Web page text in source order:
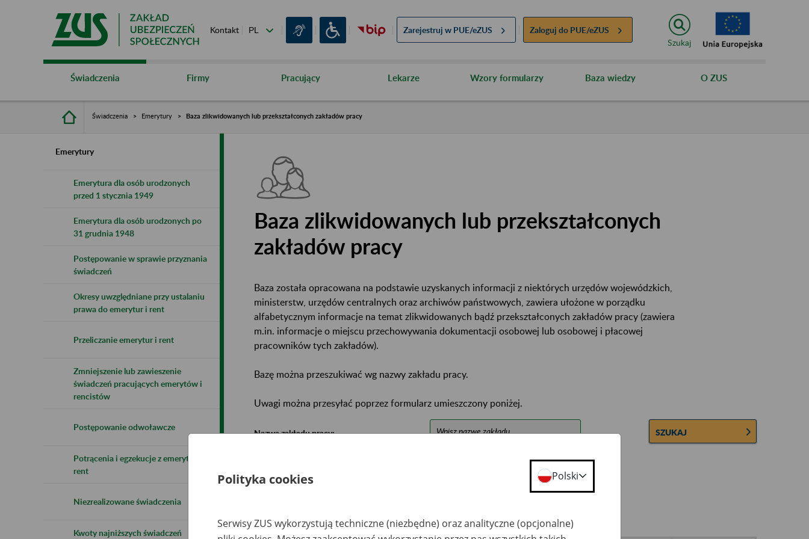
Kontakt Zarejestruj w PUE/eZUS Zaloguj do PUE/eZUS
Szukaj
Świadczenia Firmy Pracujący Lekarze Wzory formularzy Baza wiedzy O ZUS
Świadczenia Emerytury Baza zlikwidowanych lub przekształconych zakładów pracy
Emerytury
Emerytura dla osób urodzonych
przed 1 stycznia 1949
Emerytura dla osób urodzonych po
31 grudnia 1948
Postępowanie w sprawie przyznania
świadczeń
Okresy uwzględniane przy ustalaniu
prawa do emerytur i rent
Przeliczanie emerytur i rent
Zmniejszenie lub zawieszenie
świadczeń pracujących emerytów i
rencistów
Postępowanie odwoławcze
Potrącenia i egzekucje z emerytur i
rent
Niezrealizowane świadczenia
Kwoty najniższych świadczeń
Baza zlikwidowanych lub przekształconych
zakładów pracy
Baza została opracowana na podstawie uzyskanych informacji z niektórych urzędów wojewódzkich,
ministerstw, urzędów centralnych oraz archiwów państwowych, zawiera ułożone w porządku
alfabetycznym informacje na temat zlikwidowanych bądź przekształconych zakładów pracy (zawiera
m.in. informacje o miejscu przechowywania dokumentacji osobowej lub osobowej i płacowej
pracowników tych zakładów).
Bazę można przeszukiwać wg nazwy zakładu pracy.
Uwagi można przesyłać poprzez formularz umieszczony poniżej.
Nazwa zakładu pracy: SZUKAJ
Polityka cookies Polski
Serwisy ZUS wykorzystują techniczne (niezbędne) oraz analityczne (opcjonalne)